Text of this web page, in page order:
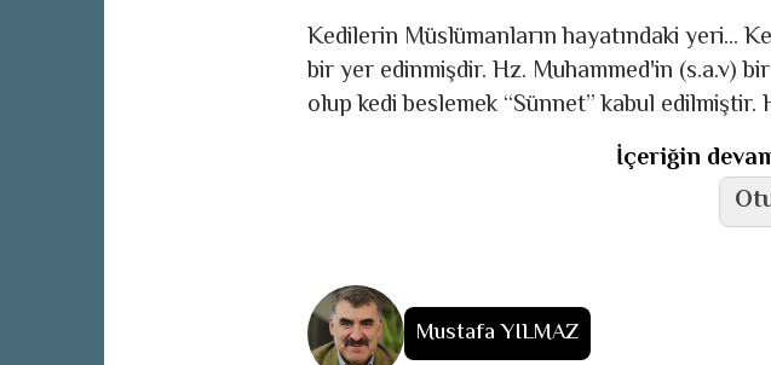
Kedilerin Müslümanların hayatındaki yeri...
bir yer edinmişdir. Hz. Mu­ham­med'in (s.a.v)
olup kedi bes­lemek “Sünnet” ka­bul edil­miştir.
İçeriğin
Mustafa YILMAZ